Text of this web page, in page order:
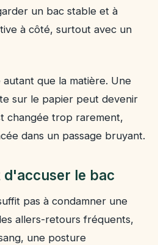
un bac stable et à
à côté, surtout avec un
que la matière. Une
sur le papier peut devenir
changée trop rarement,
dans un passage bruyant.
le bac
pas à condamner une
allers-retours fréquents,
une posture